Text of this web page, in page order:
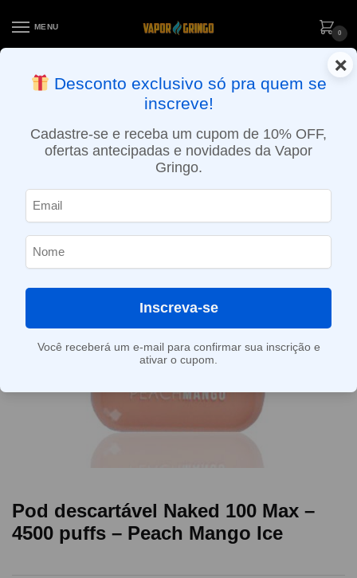
MENU
0
ENTREGA NO MESMO DIA EM SÃO PAULO (SEG A SEX): PEDIDOS
APROVADOS ATÉ 15:30 VIA MOTOBOY
Pod descartável Naked 100 Max –
4500 puffs – Peach Mango Ice
×
Desconto exclusivo só pra quem se
inscreve!
Cadastre-se e receba um cupom de 10% OFF,
ofertas antecipadas e novidades da Vapor
Gringo.
Inscreva-se
Você receberá um e-mail para confirmar sua inscrição e
ativar o cupom.